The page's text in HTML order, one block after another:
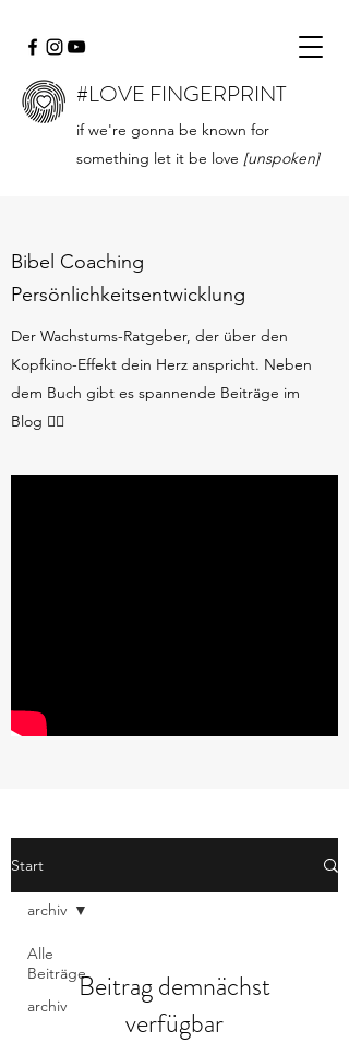
#LOVE FINGERPRINT
if we're gonna be known for
something let it be love [unspoken]
Bibel Coaching
Persönlichkeitsentwicklung
Der Wachstums-Ratgeber, der über den
Kopfkino-Effekt dein Herz anspricht. Neben
dem Buch gibt es spannende Beiträge im
Blog 👇🏻
Start
Alle
Beiträge
archiv
archiv
Beitrag demnächst
verfügbar